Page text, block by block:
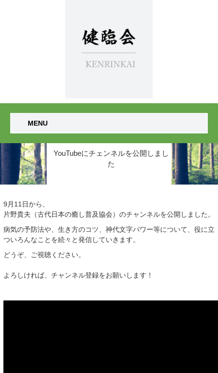
MENU
YouTubeにチェンネルを公開しまし
た
9月11日から、
片野貴夫（古代日本の癒し普及協会）のチャンネルを公開しました。
病気の予防法や、生き方のコツ、神代文字パワー等について、役に立
ついろんなことを続々と発信していきます。
どうぞ、ご視聴ください。
よろしければ、チャンネル登録をお願いします！